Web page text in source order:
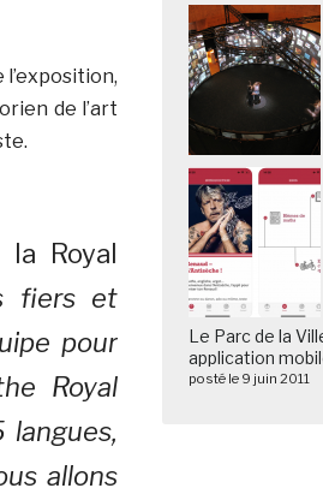
de l’art
la Royal
fiers et
pour
Royal
allons
Le Parc de la
application
posté le 9 juin 2011